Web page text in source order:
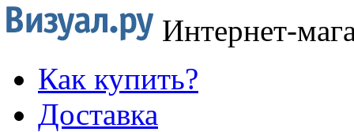
Интернет-
Как купить?
Доставка